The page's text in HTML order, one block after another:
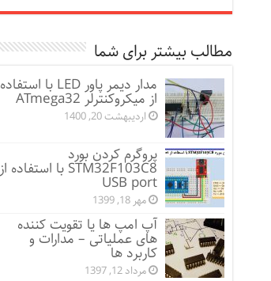
مطالب بیشتر برای شما
مدار دیمر پاور LED با استفاده
از میکروکنترلر ATmega32
اردیبهشت 20, 1400
پروگرم کردن بورد
STM32F103C8 با استفاده از
USB port
مهر 18, 1399
آپ امپ ها یا تقویت کننده
های عملیاتی – مدارات و
کاربرد ها
مرداد 12, 1397